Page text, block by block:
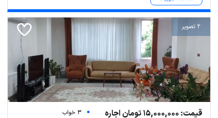
2 تصویر
قیمت: 15,000,000 تومان اجاره
3 خواب